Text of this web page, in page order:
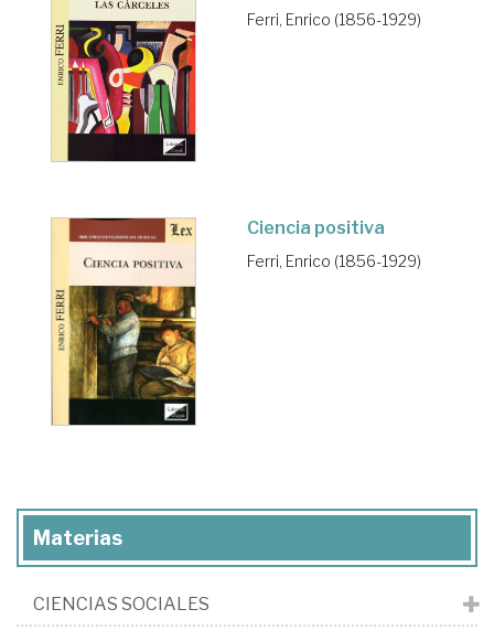
Ferri, Enrico (1856-1929)
Ciencia positiva
Ferri, Enrico (1856-1929)
Materias
CIENCIAS SOCIALES